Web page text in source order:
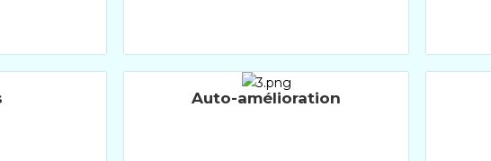
Auto-amélioration